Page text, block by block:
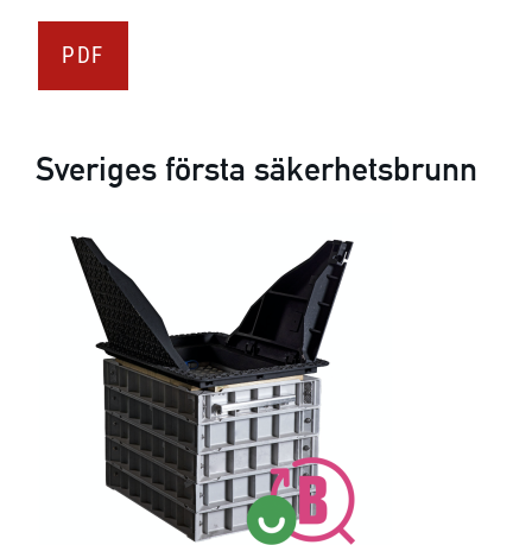
PDF
Sveriges första säkerhetsbrunn